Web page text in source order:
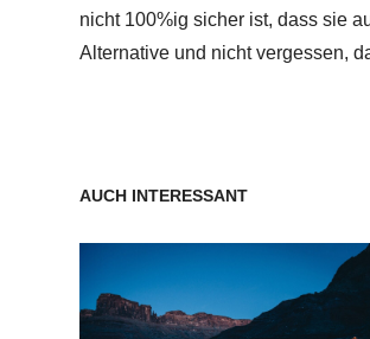
nicht 100%ig sicher ist, dass sie
Alternative und nicht vergessen,
AUCH INTERESSANT